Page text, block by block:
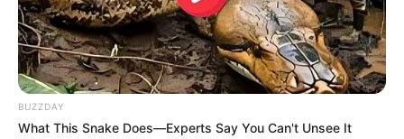
BUZZDAY
What This Snake Does—Experts Say You Can't Unsee It